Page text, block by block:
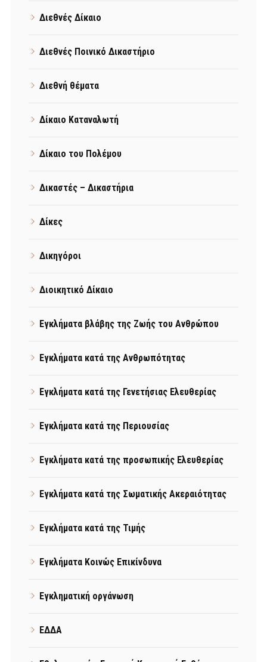
Διεθνές Δίκαιο
Διεθνές Ποινικό Δικαστήριο
Διεθνή θέματα
Δίκαιο Καταναλωτή
Δίκαιο του Πολέμου
Δικαστές – Δικαστήρια
Δίκες
Δικηγόροι
Διοικητικό Δίκαιο
Εγκλήματα βλάβης της Ζωής του Ανθρώπου
Εγκλήματα κατά της Ανθρωπότητας
Εγκλήματα κατά της Γενετήσιας Ελευθερίας
Εγκλήματα κατά της Περιουσίας
Εγκλήματα κατά της προσωπικής Ελευθερίας
Εγκλήματα κατά της Σωματικής Ακεραιότητας
Εγκλήματα κατά της Τιμής
Εγκλήματα Κοινώς Επικίνδυνα
Εγκληματική οργάνωση
ΕΔΔΑ